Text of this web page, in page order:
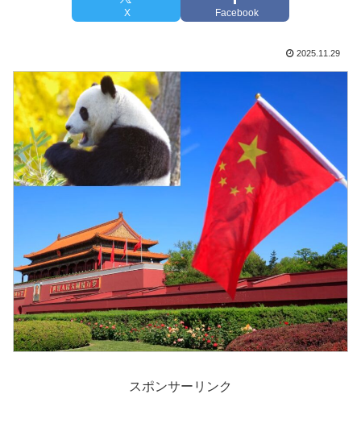
X Facebook
2025.11.29
スポンサーリンク